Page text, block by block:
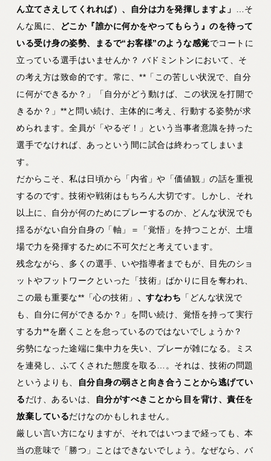
ん立てさえしてくれれば）、自分は力を発揮しますよ」
…そ
んな風に、
どこか『誰かに何かをやってもらう』のを待って
いる受け身の姿勢、まるで“お客様”のような感覚でコートに
立っている選手はいませんか？ バドミントンにおいて、そ
の考え方は致命的です。常に、**「この苦しい状況で、自分
に何ができるか？」「自分がどう動けば、この状況を打開で
きるか？」**と問い続け、主体的に考え、行動する姿勢が求
められます。全員が「やるぞ！」という当事者意識を持った
選手でなければ、あっという間に試合は終わってしまいま
す。
だからこそ、私は日頃から「内省」や「価値観」の話を重視
するのです。技術や戦術はもちろん大切です。しかし、それ
以上に、自分が何のためにプレーするのか、どんな状況でも
揺るがない自分自身の「軸」＝「覚悟」を持つことが、土壇
場で力を発揮するために不可欠だと考えています。
残念ながら、多くの選手、いや指導者までもが、目先のショ
ットやフットワークといった「技術」ばかりに目を奪われ、
この最も重要な**「心の技術」 、すなわち 「どんな状況で
も、自分に何ができるか？」を問い続け、覚悟を持って実行
する力**を磨くことを怠っているのではないでしょうか？
劣勢になった途端に集中力を失い、プレーが雑になる。ミス
を連発し、ふてくされた態度を取る…。それは、技術の問題
というよりも、
自分自身の弱さと向き合うことから逃げてい
るだけ、あるいは、
自分がすべきことから目を背け、責任を
放棄しているだけなのかもしれません。
厳しい言い方になりますが、それではいつまで経っても、本
当の意味で「勝つ」ことはできないでしょう。なぜなら、バ